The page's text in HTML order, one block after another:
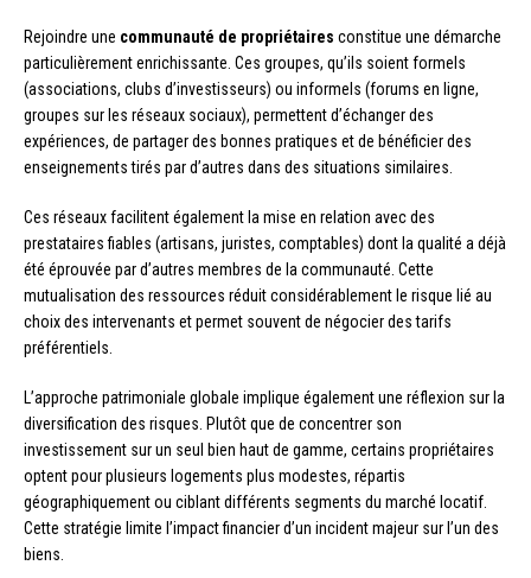
Rejoindre une communauté de propriétaires constitue une démarche
particulièrement enrichissante. Ces groupes, qu’ils soient formels
(associations, clubs d’investisseurs) ou informels (forums en ligne,
groupes sur les réseaux sociaux), permettent d’échanger des
expériences, de partager des bonnes pratiques et de bénéficier des
enseignements tirés par d’autres dans des situations similaires.
Ces réseaux facilitent également la mise en relation avec des
prestataires fiables (artisans, juristes, comptables) dont la qualité a déjà
été éprouvée par d’autres membres de la communauté. Cette
mutualisation des ressources réduit considérablement le risque lié au
choix des intervenants et permet souvent de négocier des tarifs
préférentiels.
L’approche patrimoniale globale implique également une réflexion sur la
diversification des risques. Plutôt que de concentrer son
investissement sur un seul bien haut de gamme, certains propriétaires
optent pour plusieurs logements plus modestes, répartis
géographiquement ou ciblant différents segments du marché locatif.
Cette stratégie limite l’impact financier d’un incident majeur sur l’un des
biens.